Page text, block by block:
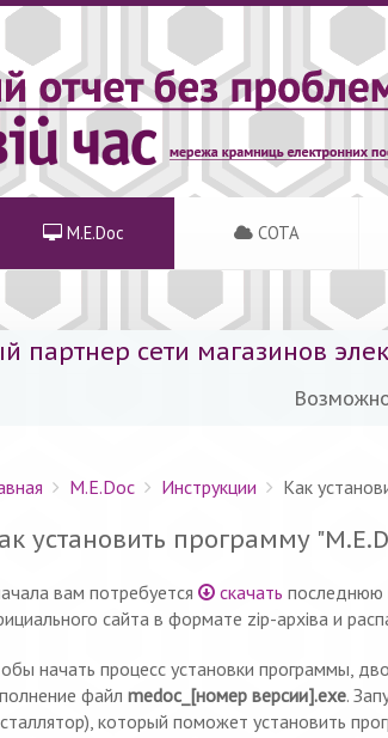
M.E.Doc СОТА
партнер сети магазинов
M.E.Doc Инструкции Как
установить программу
вам потребуется скачать последнюю
сайта в формате zip-архіва и
начать процесс установки программы,
файл medoc_[номер версии].exe.
который поможет установить